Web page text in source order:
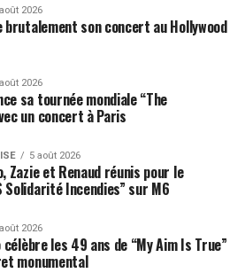
2026
brutalement son concert au Hollywood
2026
sa tournée mondiale “The
un concert à Paris
5 août 2026
Zazie et Renaud réunis pour le
Solidarité Incendies” sur M6
2026
les 49 ans de “My Aim Is True”
monumental